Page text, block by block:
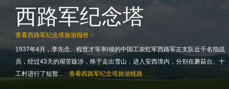
查看西路军纪念塔旅游报价 >
西路军纪念塔
1937年4月，李先念、程世才等率l领的中国工农红军西路军左支队近千名指战
员，经过43天的艰苦跋涉，终于走出雪山，进入安西境内，分别在蘑菇台、十
工村进行了短暂...
查看西路军纪念塔旅游线路